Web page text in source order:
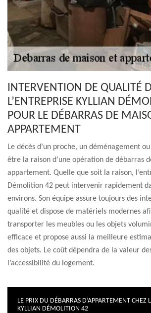
INTERVENTION DE QUALITÉ
L’ENTREPRISE KYLLIAN
POUR LE DÉBARRAS DE
APPARTEMENT
Le décès d’un proche, un déménagement
être la raison d’une opération de débarras
appartement. Quelle que soit la raison,
Démolition 42 peut intervenir rapidement
environs. Son équipe assure toujours des
qualité et dispose de matériels modernes
transporter les meubles ou les objets
efficace et propose aussi la meilleure
des objets. Le coût dépendra de la valeur
l’accessibilité du logement.
LE PRIX DU DÉBARRAS D’APPARTEMENT CHEZ
KYLLIAN DÉMOLITION 42